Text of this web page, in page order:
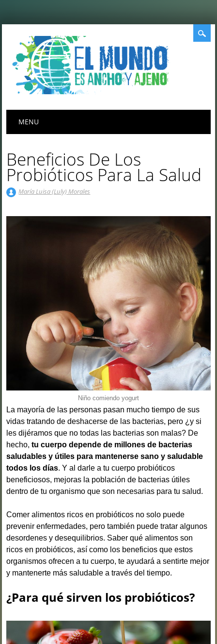
Menú principal
MENU
Beneficios De Los
Probióticos Para La Salud
María Luisa (Luly) Morales
Niño comiendo yogurt
La mayoría de las personas pasan mucho tiempo de sus
vidas tratando de deshacerse de las bacterias, pero ¿y si
les dijéramos que no todas las bacterias son malas? De
hecho, tu cuerpo depende de millones de bacterias
saludables y útiles para mantenerse sano y saludable
todos los días. Y al darle a tu cuerpo probióticos
beneficiosos, mejoras la población de bacterias útiles
dentro de tu organismo que son necesarias para tu salud.
Comer alimentos ricos en probióticos no solo puede
prevenir enfermedades, pero también puede tratar algunos
desordenes y desequilibrios. Saber qué alimentos son
ricos en probióticos, así como los beneficios que estos
organismos ofrecen a tu cuerpo, te ayudará a sentirte mejor
y mantenerte más saludable a través del tiempo.
¿Para qué sirven los probióticos?